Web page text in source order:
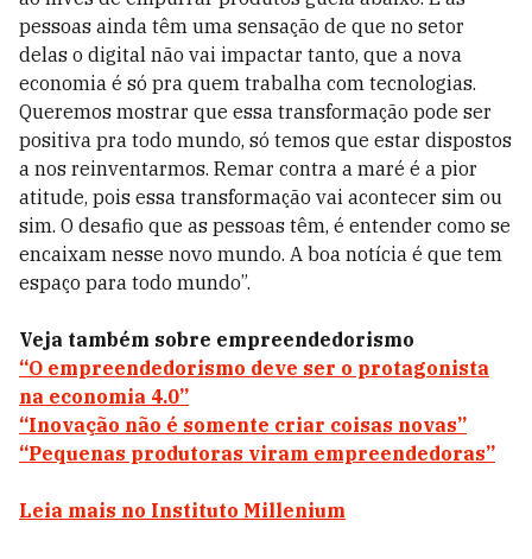
pessoas ainda têm uma sensação de que no setor
delas o digital não vai impactar tanto, que a nova
economia é só pra quem trabalha com tecnologias.
Queremos mostrar que essa transformação pode ser
positiva pra todo mundo, só temos que estar dispostos
a nos reinventarmos. Remar contra a maré é a pior
atitude, pois essa transformação vai acontecer sim ou
sim. O desafio que as pessoas têm, é entender como se
encaixam nesse novo mundo. A boa notícia é que tem
espaço para todo mundo”.
Veja também sobre empreendedorismo
“O empreendedorismo deve ser o protagonista
na economia 4.0”
“Inovação não é somente criar coisas novas”
“Pequenas produtoras viram empreendedoras”
Leia mais no Instituto Millenium